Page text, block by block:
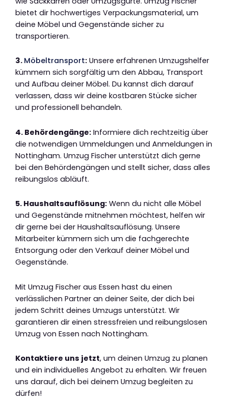
bietet dir hochwertiges Verpackungsmaterial, um
deine Möbel und Gegenstände sicher zu
transportieren.
3. Möbeltransport: Unsere erfahrenen Umzugshelfer
kümmern sich sorgfältig um den Abbau, Transport
und Aufbau deiner Möbel. Du kannst dich darauf
verlassen, dass wir deine kostbaren Stücke sicher
und professionell behandeln.
4. Behördengänge: Informiere dich rechtzeitig über
die notwendigen Ummeldungen und Anmeldungen in
Nottingham. Umzug Fischer unterstützt dich gerne
bei den Behördengängen und stellt sicher, dass alles
reibungslos abläuft.
5. Haushaltsauflösung: Wenn du nicht alle Möbel
und Gegenstände mitnehmen möchtest, helfen wir
dir gerne bei der Haushaltsauflösung. Unsere
Mitarbeiter kümmern sich um die fachgerechte
Entsorgung oder den Verkauf deiner Möbel und
Gegenstände.
Mit Umzug Fischer aus Essen hast du einen
verlässlichen Partner an deiner Seite, der dich bei
jedem Schritt deines Umzugs unterstützt. Wir
garantieren dir einen stressfreien und reibungslosen
Umzug von Essen nach Nottingham.
Kontaktiere uns jetzt, um deinen Umzug zu planen
und ein individuelles Angebot zu erhalten. Wir freuen
uns darauf, dich bei deinem Umzug begleiten zu
dürfen!